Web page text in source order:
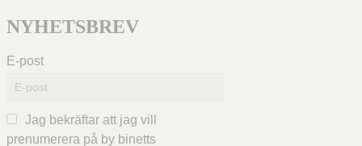
NYHETSBREV
E-post
Jag bekräftar att jag vill
prenumerera på by binetts